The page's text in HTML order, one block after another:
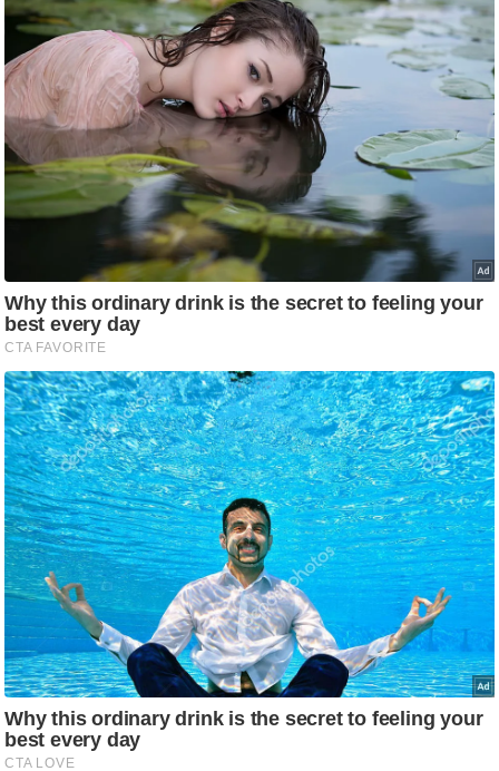
g
N
e
w
s
ला
इ
फ
इ
ल
टे
क्नॉ
लॉ
जी
ब्यू
टी
/
फै
श
न
घ
रे
लू
नु
स्खे